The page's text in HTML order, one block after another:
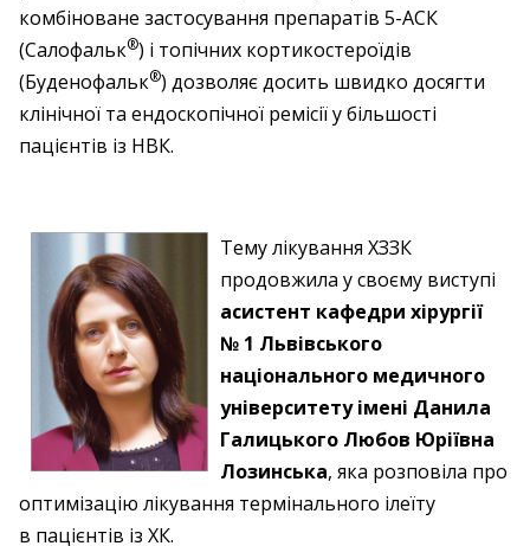
комбіноване застосування препаратів 5-АСК
(Салофальк®) і топічних кортикостероїдів
(Буденофальк®) дозволяє досить швидко досягти
клінічної та ендоскопічної ремісії у більшості
пацієнтів із НВК.
Тему лікування ХЗЗК
продовжила у своєму виступі
асистент кафедри хірургії
№ 1 Львівського
національного медичного
університету імені Данила
Галицького Любов Юріївна
Лозинська, яка розповіла про
оптимізацію лікування термінального ілеїту
в пацієнтів із ХК.